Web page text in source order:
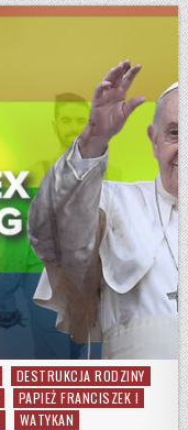
DESTRUKCJA RODZINY
PAPIEŻ FRANCISZEK I
WATYKAN